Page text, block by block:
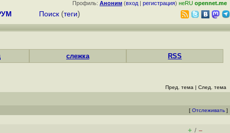
Профиль: Аноним (вход | регистрация) неRU opennet.me
Поиск (теги)
слежка RSS
Пред. тема | След. тема
[ Отслеживать ]
+ / –